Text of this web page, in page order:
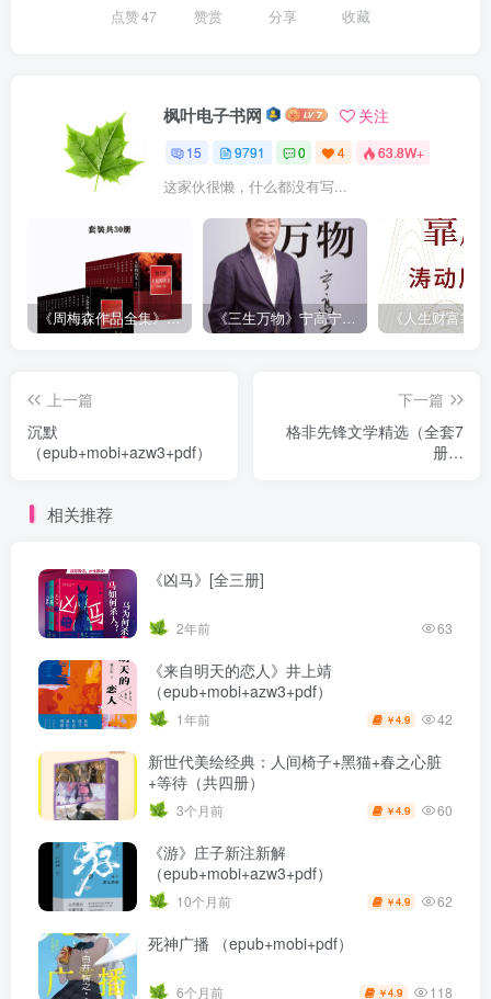
点赞47 赞赏 分享 收藏
枫叶电子书网 关注
15 9791 0 4 63.8W+
这家伙很懒，什么都没有写...
《周梅森作品全集》[共30册] 《三生万物》宁高宁（epub+mobi+azw3+pdf）
上一篇
沉默
（epub+mobi+azw3+pdf）
下一篇
格非先锋文学精选（全套7
册）
相关推荐
《凶马》[全三册]
2年前 63
《来自明天的恋人》井上靖
（epub+mobi+azw3+pdf）
1年前 ￥4.9 42
新世代美绘经典：人间椅子+黑猫+春之心脏
+等待（共四册）
3个月前 ￥4.9 60
《游》庄子新注新解
（epub+mobi+azw3+pdf）
10个月前 ￥4.9 62
死神广播 （epub+mobi+pdf）
6个月前 ￥4.9 118